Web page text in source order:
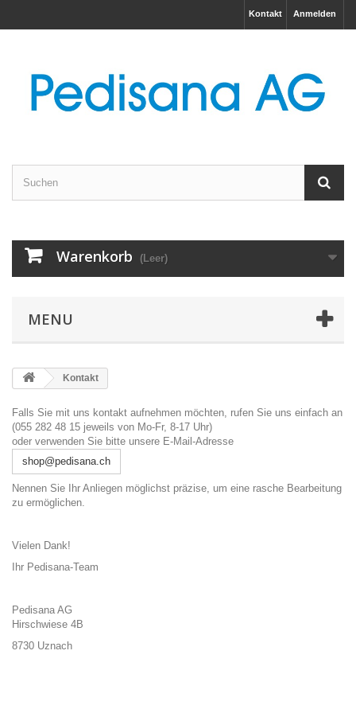
Anmelden
Kontakt
Warenkorb (Leer)
MENU
Kontakt
Falls Sie mit uns kontakt aufnehmen möchten, rufen Sie uns einfach an
(055 282 48 15 jeweils von Mo-Fr, 8-17 Uhr)
oder verwenden Sie bitte unsere E-Mail-Adresse
shop@pedisana.ch
Nennen Sie Ihr Anliegen möglichst präzise, um eine rasche Bearbeitung
zu ermöglichen.
Vielen Dank!
Ihr Pedisana-Team
Pedisana AG
Hirschwiese 4B
8730 Uznach